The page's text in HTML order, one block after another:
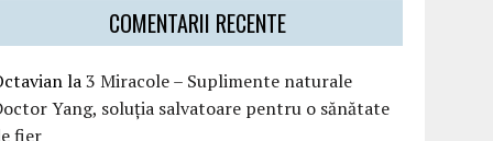
COMENTARII RECENTE
la3 Miracole – Suplimente naturale
Yang, soluția salvatoare pentru o sănătate
fier